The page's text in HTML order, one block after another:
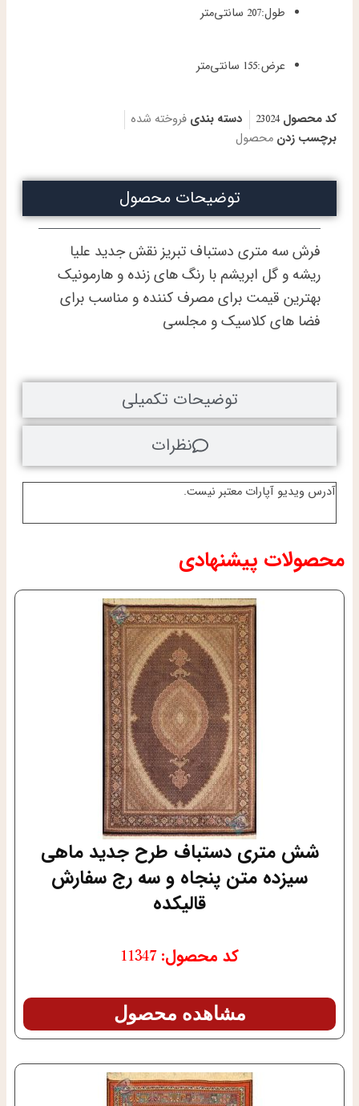
طول:207 سانتی‌متر
عرض:155 سانتی‌متر
کد محصول23024 دسته بندی فروخته شده
برچسب زدن محصول
آدرس ویدیو آپارات معتبر نیست.
توضیحات محصول
توضیحات تکمیلی
نظرات
فرش سه متری دستباف تبریز نقش جدید علیا
ریشه و گل ابریشم با رنگ های زنده و هارمونیک
بهترین قیمت برای مصرف کننده و مناسب برای
فضا های کلاسیک و مجلسی
محصولات پیشنهادی
شش متری دستباف طرح جدید ماهی
سیزده متن پنجاه و سه رج سفارش
قالیکده
کد محصول: 11347
مشاهده محصول